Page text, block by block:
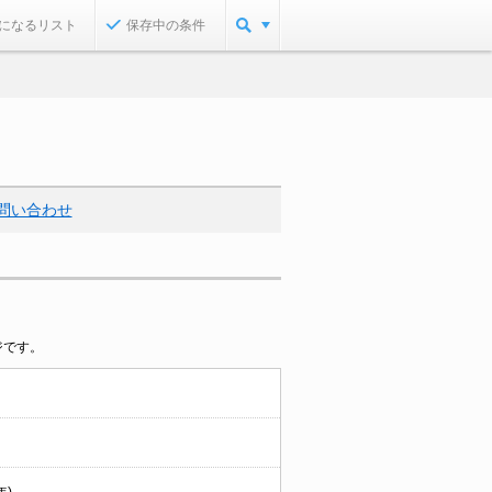
なるリスト 保存中の条件
い合わせ
す。